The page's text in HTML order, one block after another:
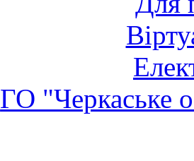
ГО "Черкаське